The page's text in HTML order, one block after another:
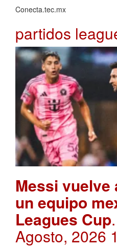
Conecta.tec.mx
partidos
Messi vuelve
un equipo
Leagues Cup
Agosto, 2026